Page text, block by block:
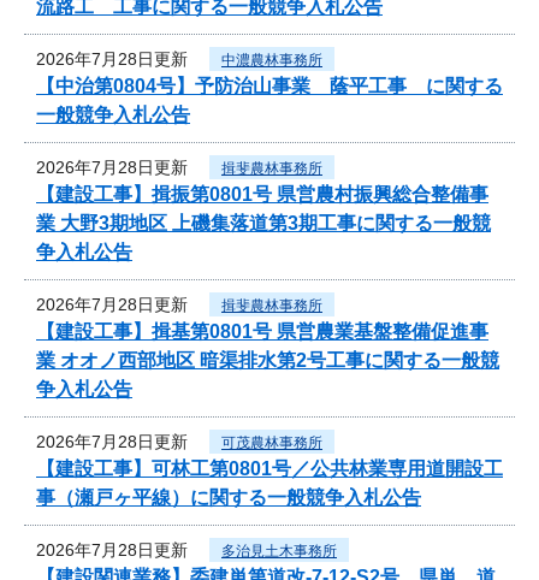
流路工 工事に関する一般競争入札公告
2026年7月28日更新 中濃農林事務所
【中治第0804号】予防治山事業 蔭平工事 に関する
一般競争入札公告
2026年7月28日更新 揖斐農林事務所
【建設工事】揖振第0801号 県営農村振興総合整備事
業 大野3期地区 上磯集落道第3期工事に関する一般競
争入札公告
2026年7月28日更新 揖斐農林事務所
【建設工事】揖基第0801号 県営農業基盤整備促進事
業 オオノ西部地区 暗渠排水第2号工事に関する一般競
争入札公告
2026年7月28日更新 可茂農林事務所
【建設工事】可林工第0801号／公共林業専用道開設工
事（瀬戸ヶ平線）に関する一般競争入札公告
2026年7月28日更新 多治見土木事務所